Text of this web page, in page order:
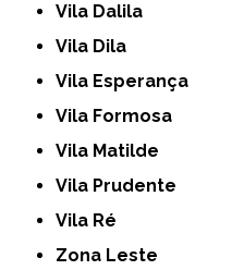
Vila Dalila
Vila Dila
Vila Esperança
Vila Formosa
Vila Matilde
Vila Prudente
Vila Ré
Zona Leste